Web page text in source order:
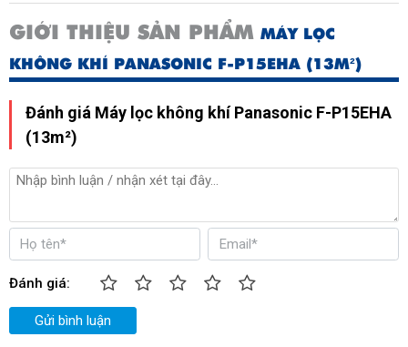
GIỚI THIỆU SẢN PHẨM MÁY LỌC
KHÔNG KHÍ PANASONIC F-P15EHA (13M²)
Đánh giá Máy lọc không khí Panasonic F-P15EHA
(13m²)
Đánh giá:
Gửi bình luận